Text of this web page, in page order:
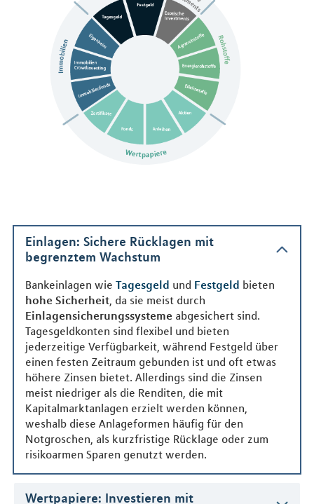
Einlagen: Sichere Rücklagen mit
begrenztem Wachstum
Bankeinlagen wie Tagesgeld und Festgeld bieten
hohe Sicherheit, da sie meist durch
Einlagensicherungssysteme abgesichert sind.
Tagesgeldkonten sind flexibel und bieten
jederzeitige Verfügbarkeit, während Festgeld über
einen festen Zeitraum gebunden ist und oft etwas
höhere Zinsen bietet. Allerdings sind die Zinsen
meist niedriger als die Renditen, die mit
Kapitalmarktanlagen erzielt werden können,
weshalb diese Anlageformen häufig für den
Notgroschen, als kurzfristige Rücklage oder zum
risikoarmen Sparen genutzt werden.
Wertpapiere: Investieren mit